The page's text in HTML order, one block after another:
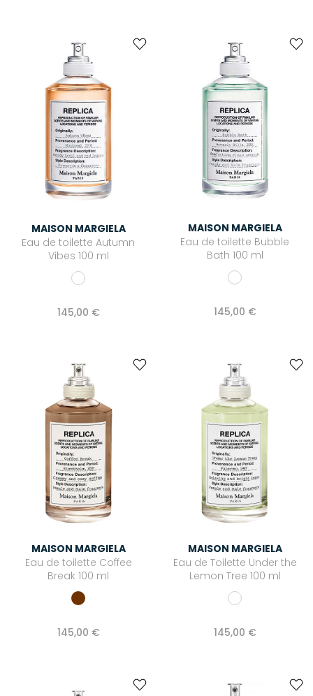
MAISON MARGIELA
Eau de toilette Autumn
Vibes 100 ml
145,00 €
MAISON MARGIELA
Eau de toilette Bubble
Bath 100 ml
145,00 €
MAISON MARGIELA
Eau de toilette Coffee
Break 100 ml
145,00 €
MAISON MARGIELA
Eau de Toilette Under the
Lemon Tree 100 ml
145,00 €